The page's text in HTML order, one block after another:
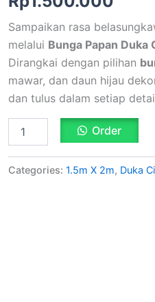
Sampaikan rasa
melalui Bunga Papan Duka
Dirangkai dengan pilihan
mawar, dan daun hijau
dan tulus dalam setiap
2m
Bunga
quantity
Order
Categories: 1.5m X 2m, Duka